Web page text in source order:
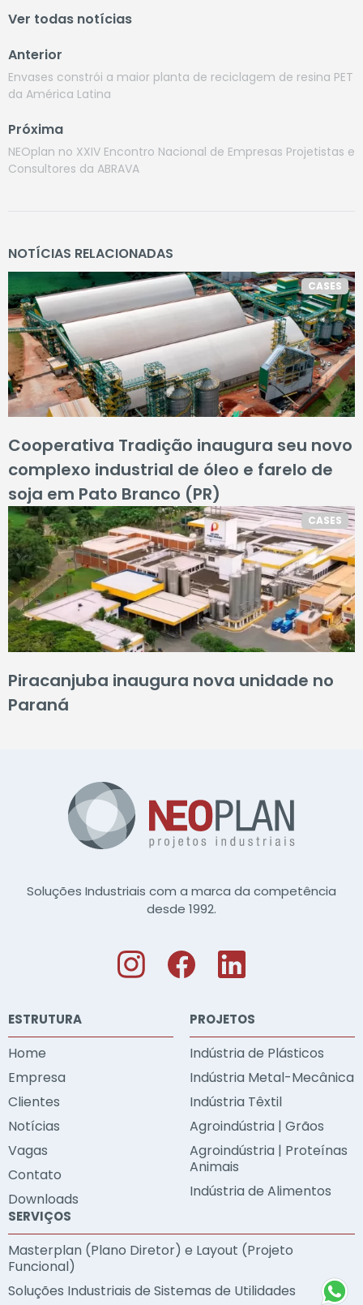
Ver todas notícias
Anterior
Envases constrói a maior planta de reciclagem de resina PET
da América Latina
Próxima
NEOplan no XXIV Encontro Nacional de Empresas Projetistas e
Consultores da ABRAVA
NOTÍCIAS RELACIONADAS
Cooperativa Tradição inaugura seu novo
complexo industrial de óleo e farelo de
soja em Pato Branco (PR)
CASES
Piracanjuba inaugura nova unidade no
Paraná
CASES
Soluções Industriais com a marca da competência
desde 1992.
ESTRUTURA
Home
Empresa
Clientes
Notícias
Vagas
Contato
Downloads
PROJETOS
Indústria de Plásticos
Indústria Metal-Mecânica
Indústria Têxtil
Agroindústria | Grãos
Agroindústria | Proteínas
Animais
Indústria de Alimentos
SERVIÇOS
Masterplan (Plano Diretor) e Layout (Projeto
Funcional)
Soluções Industriais de Sistemas de Utilidades